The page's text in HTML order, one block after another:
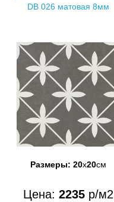
DB 026 матовая 8мм
Размеры: 20x20см
Цена: 2235 р/м2